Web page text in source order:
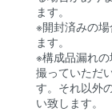
ます。
※開封済みの
ます。
※構成品漏れ
撮っていただ
す。それ以外
い致します。